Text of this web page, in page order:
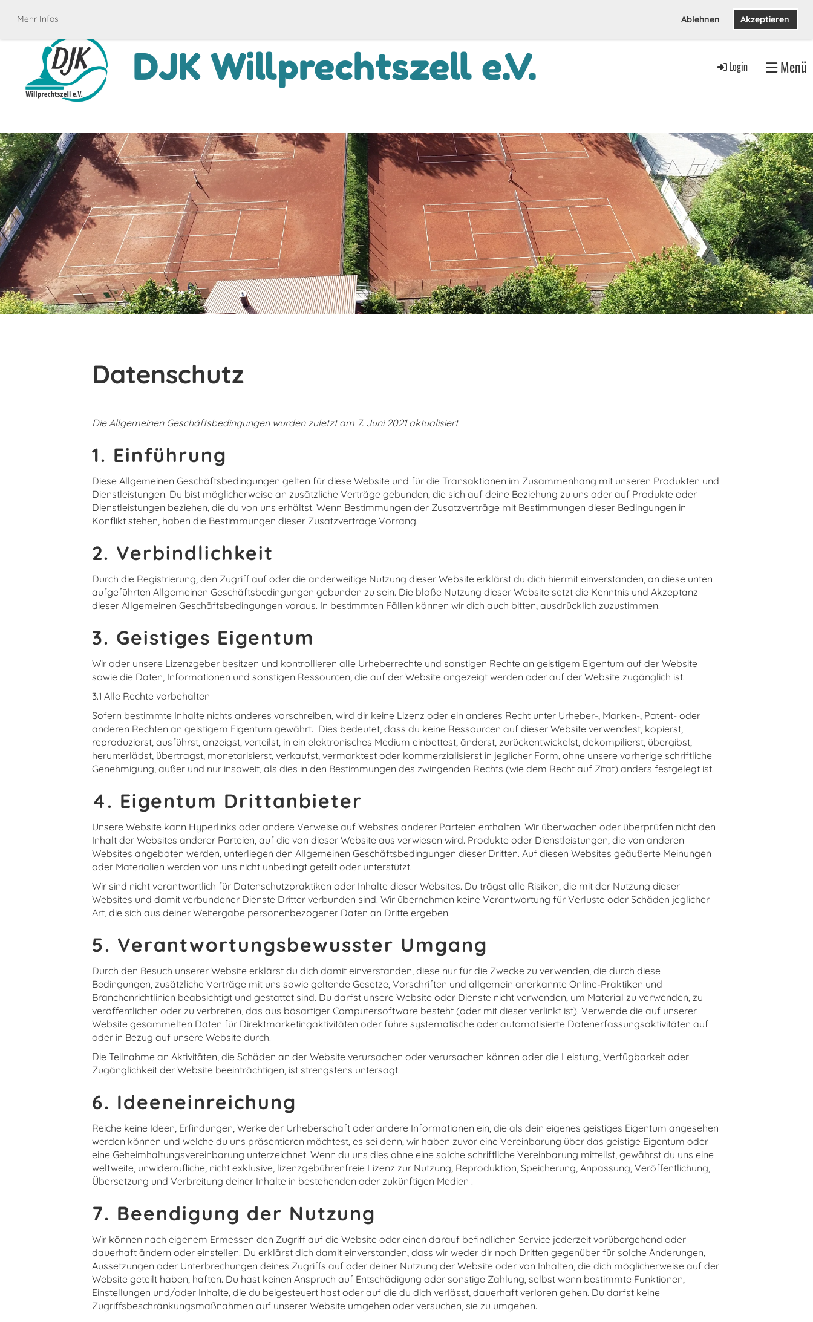
Mehr Infos Ablehnen Akzeptieren
DJK Willprechtszell e.V. Login Menü
Datenschutz
Die Allgemeinen Geschäftsbedingungen wurden zuletzt am 7. Juni 2021 aktualisiert
1. Einführung
Diese Allgemeinen Geschäftsbedingungen gelten für diese Website und für die Transaktionen im Zusammenhang mit unseren Produkten und
Dienstleistungen. Du bist möglicherweise an zusätzliche Verträge gebunden, die sich auf deine Beziehung zu uns oder auf Produkte oder
Dienstleistungen beziehen, die du von uns erhältst. Wenn Bestimmungen der Zusatzverträge mit Bestimmungen dieser Bedingungen in
Konflikt stehen, haben die Bestimmungen dieser Zusatzverträge Vorrang.
2. Verbindlichkeit
Durch die Registrierung, den Zugriff auf oder die anderweitige Nutzung dieser Website erklärst du dich hiermit einverstanden, an diese unten
aufgeführten Allgemeinen Geschäftsbedingungen gebunden zu sein. Die bloße Nutzung dieser Website setzt die Kenntnis und Akzeptanz
dieser Allgemeinen Geschäftsbedingungen voraus. In bestimmten Fällen können wir dich auch bitten, ausdrücklich zuzustimmen.
3. Geistiges Eigentum
Wir oder unsere Lizenzgeber besitzen und kontrollieren alle Urheberrechte und sonstigen Rechte an geistigem Eigentum auf der Website
sowie die Daten, Informationen und sonstigen Ressourcen, die auf der Website angezeigt werden oder auf der Website zugänglich ist.
3.1 Alle Rechte vorbehalten
Sofern bestimmte Inhalte nichts anderes vorschreiben, wird dir keine Lizenz oder ein anderes Recht unter Urheber-, Marken-, Patent- oder
anderen Rechten an geistigem Eigentum gewährt. Dies bedeutet, dass du keine Ressourcen auf dieser Website verwendest, kopierst,
reproduzierst, ausführst, anzeigst, verteilst, in ein elektronisches Medium einbettest, änderst, zurückentwickelst, dekompilierst, übergibst,
herunterlädst, übertragst, monetarisierst, verkaufst, vermarktest oder kommerzialisierst in jeglicher Form, ohne unsere vorherige schriftliche
Genehmigung, außer und nur insoweit, als dies in den Bestimmungen des zwingenden Rechts (wie dem Recht auf Zitat) anders festgelegt ist.
4. Eigentum Drittanbieter
Unsere Website kann Hyperlinks oder andere Verweise auf Websites anderer Parteien enthalten. Wir überwachen oder überprüfen nicht den
Inhalt der Websites anderer Parteien, auf die von dieser Website aus verwiesen wird. Produkte oder Dienstleistungen, die von anderen
Websites angeboten werden, unterliegen den Allgemeinen Geschäftsbedingungen dieser Dritten. Auf diesen Websites geäußerte Meinungen
oder Materialien werden von uns nicht unbedingt geteilt oder unterstützt.
Wir sind nicht verantwortlich für Datenschutzpraktiken oder Inhalte dieser Websites. Du trägst alle Risiken, die mit der Nutzung dieser
Websites und damit verbundener Dienste Dritter verbunden sind. Wir übernehmen keine Verantwortung für Verluste oder Schäden jeglicher
Art, die sich aus deiner Weitergabe personenbezogener Daten an Dritte ergeben.
5. Verantwortungsbewusster Umgang
Durch den Besuch unserer Website erklärst du dich damit einverstanden, diese nur für die Zwecke zu verwenden, die durch diese
Bedingungen, zusätzliche Verträge mit uns sowie geltende Gesetze, Vorschriften und allgemein anerkannte Online-Praktiken und
Branchenrichtlinien beabsichtigt und gestattet sind. Du darfst unsere Website oder Dienste nicht verwenden, um Material zu verwenden, zu
veröffentlichen oder zu verbreiten, das aus bösartiger Computersoftware besteht (oder mit dieser verlinkt ist). Verwende die auf unserer
Website gesammelten Daten für Direktmarketingaktivitäten oder führe systematische oder automatisierte Datenerfassungsaktivitäten auf
oder in Bezug auf unsere Website durch.
Die Teilnahme an Aktivitäten, die Schäden an der Website verursachen oder verursachen können oder die Leistung, Verfügbarkeit oder
Zugänglichkeit der Website beeinträchtigen, ist strengstens untersagt.
6. Ideeneinreichung
Reiche keine Ideen, Erfindungen, Werke der Urheberschaft oder andere Informationen ein, die als dein eigenes geistiges Eigentum angesehen
werden können und welche du uns präsentieren möchtest, es sei denn, wir haben zuvor eine Vereinbarung über das geistige Eigentum oder
eine Geheimhaltungsvereinbarung unterzeichnet. Wenn du uns dies ohne eine solche schriftliche Vereinbarung mitteilst, gewährst du uns eine
weltweite, unwiderrufliche, nicht exklusive, lizenzgebührenfreie Lizenz zur Nutzung, Reproduktion, Speicherung, Anpassung, Veröffentlichung,
Übersetzung und Verbreitung deiner Inhalte in bestehenden oder zukünftigen Medien .
7. Beendigung der Nutzung
Wir können nach eigenem Ermessen den Zugriff auf die Website oder einen darauf befindlichen Service jederzeit vorübergehend oder
dauerhaft ändern oder einstellen. Du erklärst dich damit einverstanden, dass wir weder dir noch Dritten gegenüber für solche Änderungen,
Aussetzungen oder Unterbrechungen deines Zugriffs auf oder deiner Nutzung der Website oder von Inhalten, die dich möglicherweise auf der
Website geteilt haben, haften. Du hast keinen Anspruch auf Entschädigung oder sonstige Zahlung, selbst wenn bestimmte Funktionen,
Einstellungen und/oder Inhalte, die du beigesteuert hast oder auf die du dich verlässt, dauerhaft verloren gehen. Du darfst keine
Zugriffsbeschränkungsmaßnahmen auf unserer Website umgehen oder versuchen, sie zu umgehen.